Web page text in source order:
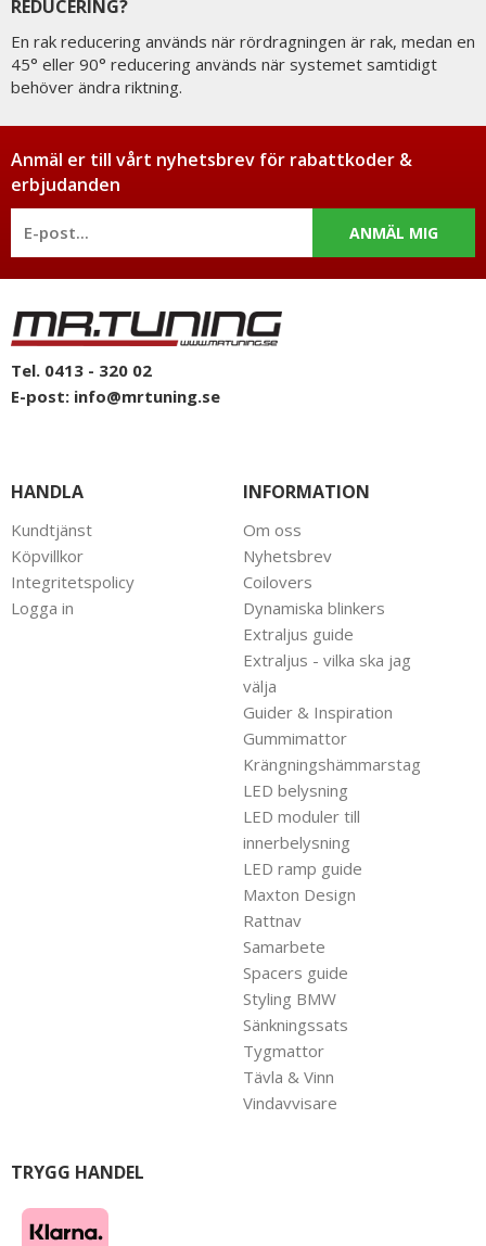
REDUCERING?
En rak reducering används när rördragningen är rak, medan en
45° eller 90° reducering används när systemet samtidigt
behöver ändra riktning.
Anmäl er till vårt nyhetsbrev för rabattkoder &
erbjudanden
ANMÄL MIG
Tel. 0413 - 320 02
E-post: info@mrtuning.se
HANDLA
Kundtjänst
Köpvillkor
Integritetspolicy
Logga in
INFORMATION
Om oss
Nyhetsbrev
Coilovers
Dynamiska blinkers
Extraljus guide
Extraljus - vilka ska jag
välja
Guider & Inspiration
Gummimattor
Krängningshämmarstag
LED belysning
LED moduler till
innerbelysning
LED ramp guide
Maxton Design
Rattnav
Samarbete
Spacers guide
Styling BMW
Sänkningssats
Tygmattor
Tävla & Vinn
Vindavvisare
TRYGG HANDEL